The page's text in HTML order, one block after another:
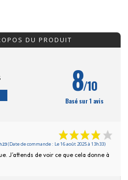
DU PRODUIT
8/10
Basé sur 1 avis
(Date de commande : Le 16 août 2025 à 13h33)
J’attends de voir ce que cela donne à